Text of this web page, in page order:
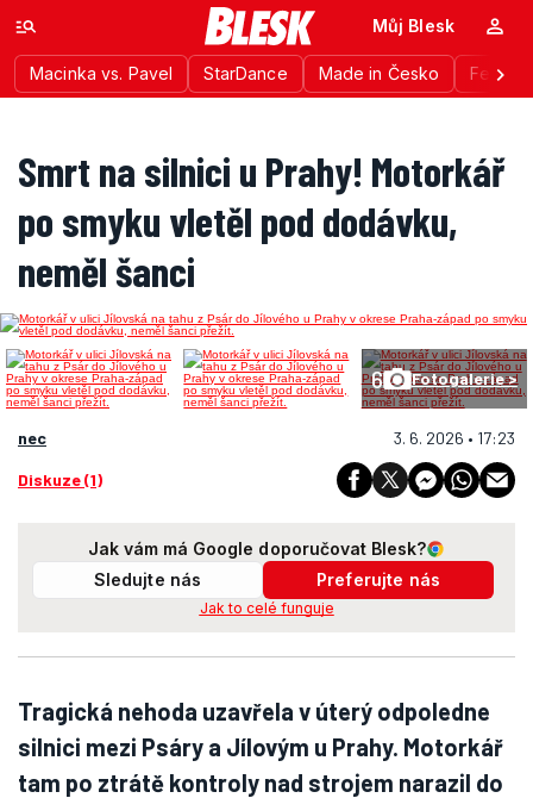
Macinka vs. Pavel StarDance Made in Česko
Můj Blesk
Smrt na silnici u Prahy! Motorkář
po smyku vletěl pod dodávku,
neměl šanci
6 Fotogalerie >
nec 3. 6. 2026 • 17:23
Diskuze (1)
Jak vám má Google doporučovat Blesk?
Sledujte nás
Preferujte nás
Jak to celé funguje
Tragická nehoda uzavřela v úterý odpoledne
silnici mezi Psáry a Jílovým u Prahy. Motorkář
tam po ztrátě kontroly nad strojem narazil do